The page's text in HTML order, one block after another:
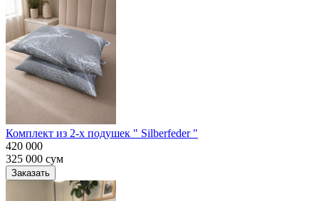
Комплект из 2-х подушек " Silberfeder "
420 000
325 000 сум
Заказать